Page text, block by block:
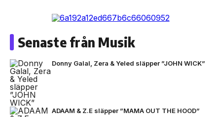
Senaste från Musik
Donny Galal, Zera & Yeled släpper ”JOHN WICK”
ADAAM & Z.E släpper ”MAMA OUT THE HOOD”